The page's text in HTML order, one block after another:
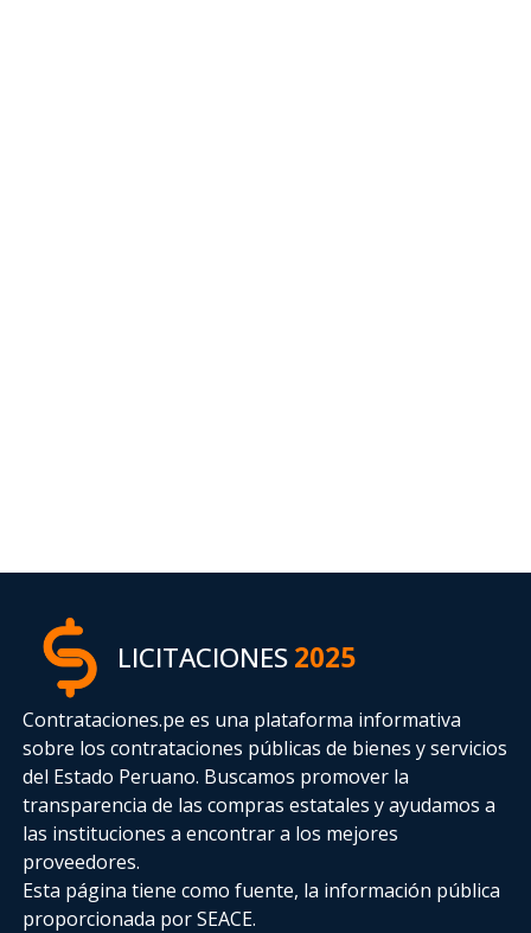
LICITACIONES2025
Contrataciones.pe es una plataforma informativa
sobre los contrataciones públicas de bienes y servicios
del Estado Peruano. Buscamos promover la
transparencia de las compras estatalesy ayudamos a
las instituciones a encontrar a los mejores
proveedores.
Esta página tiene como fuente, la información pública
proporcionada por SEACE.